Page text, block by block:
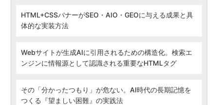
HTML+CSSバナーがSEO・AIO・GEOに与える成果と具
体的な実装方法
Webサイトが生成AIに引用されるための構造化。検索エ
ンジンに情報源として認識される重要なHTMLタグ
その「分かったつもり」が危ない。AI時代の長期記憶を
つくる『望ましい困難』の実践法